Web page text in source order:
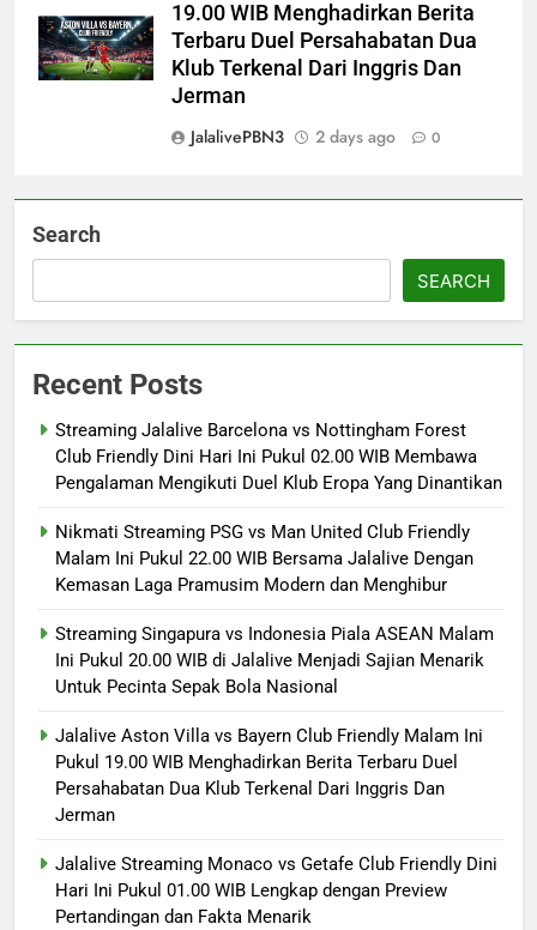
19.00 WIB Menghadirkan Berita
Terbaru Duel Persahabatan Dua
Klub Terkenal Dari Inggris Dan
Jerman
JalalivePBN3
2 days ago 0
Search
SEARCH
Recent Posts
Streaming Jalalive Barcelona vs Nottingham Forest
Club Friendly Dini Hari Ini Pukul 02.00 WIB Membawa
Pengalaman Mengikuti Duel Klub Eropa Yang Dinantikan
Nikmati Streaming PSG vs Man United Club Friendly
Malam Ini Pukul 22.00 WIB Bersama Jalalive Dengan
Kemasan Laga Pramusim Modern dan Menghibur
Streaming Singapura vs Indonesia Piala ASEAN Malam
Ini Pukul 20.00 WIB di Jalalive Menjadi Sajian Menarik
Untuk Pecinta Sepak Bola Nasional
Jalalive Aston Villa vs Bayern Club Friendly Malam Ini
Pukul 19.00 WIB Menghadirkan Berita Terbaru Duel
Persahabatan Dua Klub Terkenal Dari Inggris Dan
Jerman
Jalalive Streaming Monaco vs Getafe Club Friendly Dini
Hari Ini Pukul 01.00 WIB Lengkap dengan Preview
Pertandingan dan Fakta Menarik